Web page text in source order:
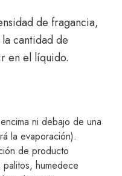
de fragancia,
cantidad de
en el líquido.
ni debajo de una
la evaporación).
de producto
humedece